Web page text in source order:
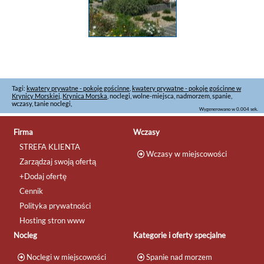
apartamenty,domki,
rezerwacja... apartamenty
rezerwacja
okolicy - oferta domku 4
- osobowego?
Wyposażenie: aneks
salon, sypialnia? ...
apartamenty, domki
rezerwacja...
Tagi: kwatery prywatne - pokoje gościnne kwatery prywatne - pokoje gościnne w
Krynicy Morskiej Krynica Morska , noclegi, wolne-miejsca, nadmorzem, spanie,
wczasy, tanie noclegi,
Wygenerowano w 0.004 sek.
Firma
STREFA KLIENTA
Zarządzaj swoją ofertą
+Dodaj ofertę
Cennik
Polityka prywatności
Hosting stron www
Wczasy
Wczasy w miejscowości
Nocleg
Noclegi w miejscowości
Kategorie i oferty specjalne
Spanie nad morzem